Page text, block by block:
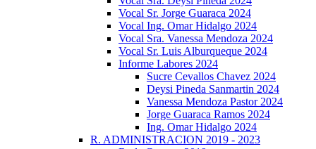
Vocal Sr. Jorge Guaraca 2024
Vocal Ing. Omar Hidalgo 2024
Vocal Sra. Vanessa Mendoza 2024
Vocal Sr. Luis Alburqueque 2024
Informe Labores 2024
Sucre Cevallos Chavez 2024
Deysi Pineda Sanmartin 2024
Vanessa Mendoza Pastor 2024
Jorge Guaraca Ramos 2024
Ing. Omar Hidalgo 2024
R. ADMINISTRACION 2019 - 2023